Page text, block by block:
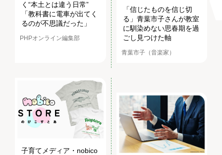
く“本土とは違う日常”
「教科書に電車が出てく
るのが不思議だった」
PHPオンライン編集部
「信じたものを信じ切
る」青葉市子さんが教室
に馴染めない思春期を過
ごし見つけた軸
青葉市子（音楽家）
子育てメディア・nobico